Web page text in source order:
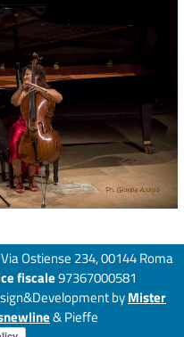
Ostiense 234, 00144 Roma
fiscale97367000581
byMister
& Pieffe